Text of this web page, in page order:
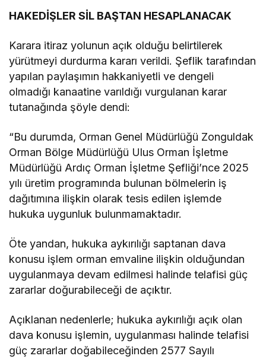
HAKEDİŞLER SİL BAŞTAN HESAPLANACAK
Karara itiraz yolunun açık olduğu belirtilerek
yürütmeyi durdurma kararı verildi. Şeflik tarafından
yapılan paylaşımın hakkaniyetli ve dengeli
olmadığı kanaatine varıldığı vurgulanan karar
tutanağında şöyle dendi:
“Bu durumda, Orman Genel Müdürlüğü Zonguldak
Orman Bölge Müdürlüğü Ulus Orman İşletme
Müdürlüğü Ardıç Orman İşletme Şefliği’nce 2025
yılı üretim programında bulunan bölmelerin iş
dağıtımına ilişkin olarak tesis edilen işlemde
hukuka uygunluk bulunmamaktadır.
Öte yandan, hukuka aykırılığı saptanan dava
konusu işlem orman emvaline ilişkin olduğundan
uygulanmaya devam edilmesi halinde telafisi güç
zararlar doğurabileceği de açıktır.
Açıklanan nedenlerle; hukuka aykırılığı açık olan
dava konusu işlemin, uygulanması halinde telafisi
güç zararlar doğabileceğinden 2577 Sayılı